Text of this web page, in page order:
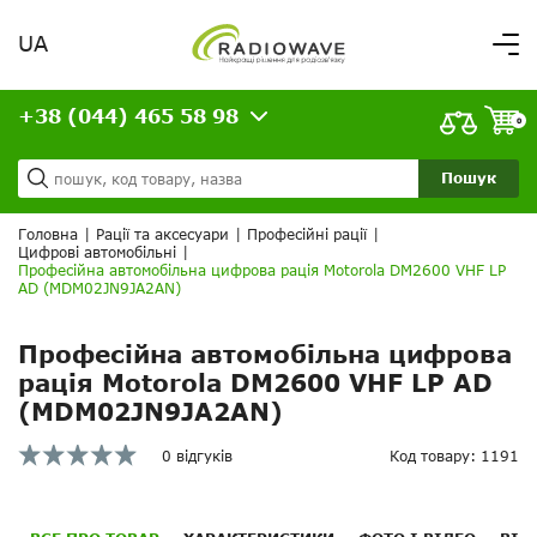
Вітаємо,
увійдіть в особистий кабінет
Доставка та оплата
Кредит
Статті
Контакти
ВАШЕ ЗАМОВЛЕННЯ
UA
Пошук
+38 (044) 465 58 98 0
Головна Рації та аксесуари Професійні рації
Цифрові автомобільні
Професійна автомобільна цифрова рація Motorola DM2600 VHF LP
AD (MDM02JN9JA2AN)
Професійна автомобільна цифрова
рація Motorola DM2600 VHF LP AD
(MDM02JN9JA2AN)
0 відгуків Код товару: 1191